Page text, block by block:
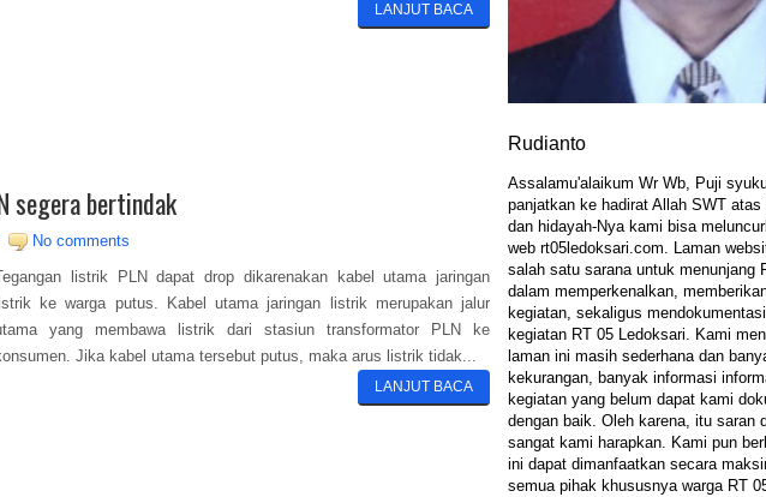
LANJUT BACA
segera bertindak
No comments
listrik PLN dapat drop dikarenakan kabel utama jaringan
listrik ke warga putus. Kabel utama jaringan listrik merupakan jalur
yang membawa listrik dari stasiun transformator PLN ke
Jika kabel utama tersebut putus, maka arus listrik tidak...
LANJUT BACA
Rudianto
Assalamu'alaikum Wr Wb, Puji
panjatkan ke hadirat Allah SWT
dan hidayah-Nya kami bisa
web rt05ledoksari.com. Laman
salah satu sarana untuk menunjang
dalam memperkenalkan,
kegiatan, sekaligus
kegiatan RT 05 Ledoksari. Kami
laman ini masih sederhana dan
kekurangan, banyak informasi
kegiatan yang belum dapat kami
dengan baik. Oleh karena, itu saran
sangat kami harapkan. Kami pun
ini dapat dimanfaatkan secara
semua pihak khususnya warga RT